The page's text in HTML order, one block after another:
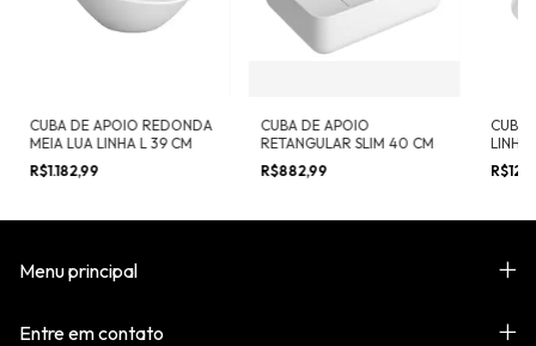
CUBA DE APOIO REDONDA
MEIA LUA LINHA L 39 CM
R$1.182,99
CUBA DE APOIO
RETANGULAR SLIM 40 CM
R$882,99
CUBA
LINHA
Menu principal
Entre em contato